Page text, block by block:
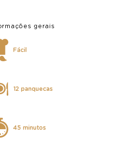
gerais
Fácil
12 panquecas
45 minutos